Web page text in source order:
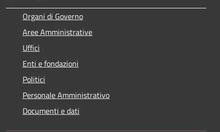
Organi di Governo
Aree Amministrative
Uffici
Enti e fondazioni
Politici
Personale Amministrativo
Documenti e dati